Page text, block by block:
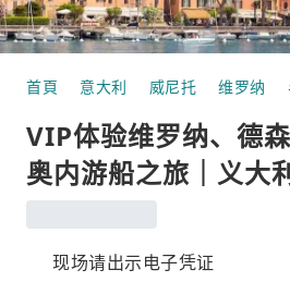
首頁 意大利 威尼托 维罗纳
VIP体验维罗纳、德
奥内游船之旅｜义大
现场请出示电子凭证